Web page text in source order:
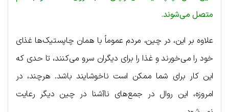
متصل می‌شوند.
علاوه بر این، در چین، مردم عموماً با همان چاپستیک‌ها غذای
خود را می‌خورند و غذا را برای دیگران سرو می‌کنند، تا حدی که
این کار برای شما ممکن است ناخوشایند باشد. هرچند، در
امروزه، این روال در جمع‌های ناآشنا در چین دیگر رعایت